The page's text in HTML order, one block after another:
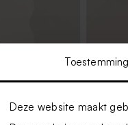
Toestemming
Deze website maakt
golvende